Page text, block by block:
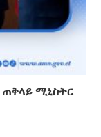
ጠቅላይ ሚኒስትር